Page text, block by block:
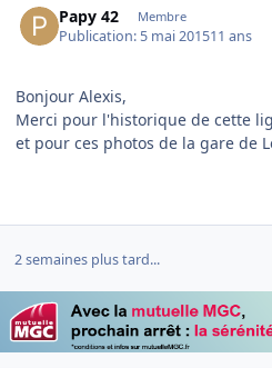
Papy 42 Membre
Publication: 5 mai 201511 ans
Bonjour Alexis,
Merci pour l'historique de cette
et pour ces photos de la gare de
2 semaines plus tard...